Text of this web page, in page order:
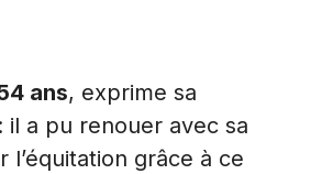
ans, exprime sa
il a pu renouer avec sa
l’équitation grâce à ce